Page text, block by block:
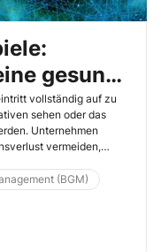
gesunde
vollständig auf zu
sehen oder das
Unternehmen
vermeiden,
hier, wie ein
Weiterbildung und
beitragen.
(BGM)